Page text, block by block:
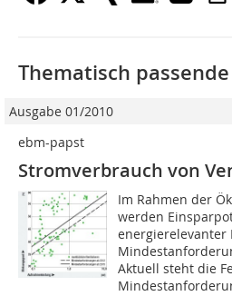
Thematisch
Ausgabe 01/2010
ebm-papst
Stromverbrauch von
Im Rahmen der
werden
energierelevanter
Aktuell steht die